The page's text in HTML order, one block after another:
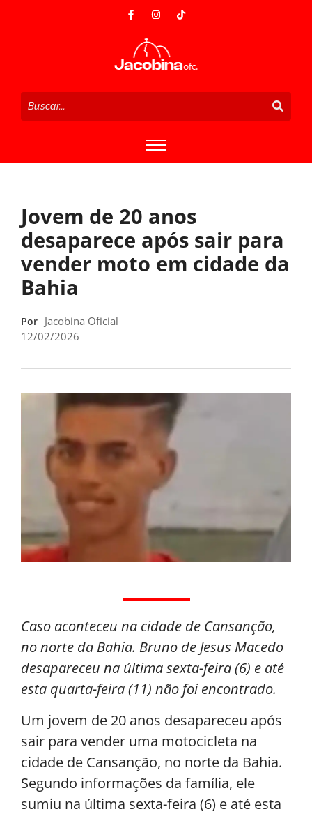
Jovem de 20 anos
desaparece após sair para
vender moto em cidade da
Bahia
Por Jacobina Oficial
12/02/2026
Caso aconteceu na cidade de Cansanção,
no norte da Bahia. Bruno de Jesus Macedo
desapareceu na última sexta-feira (6) e até
esta quarta-feira (11) não foi encontrado.
Um jovem de 20 anos desapareceu após
sair para vender uma motocicleta na
cidade de Cansanção, no norte da Bahia.
Segundo informações da família, ele
sumiu na última sexta-feira (6) e até esta